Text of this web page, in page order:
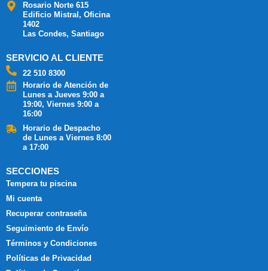
Rosario Norte 615
Edificio Mistral, Oficina
1402
Las Condes, Santiago
SERVICIO AL CLIENTE
22 510 8300
Horario de Atención de
Lunes a Jueves 9:00 a
19:00, Viernes 9:00 a
16:00
Horario de Despacho
de Lunes a Viernes 8:00
a 17:00
SECCIONES
Tempera tu piscina
Mi cuenta
Recuperar contraseña
Seguimiento de Envío
Términos y Condiciones
Políticas de Privacidad